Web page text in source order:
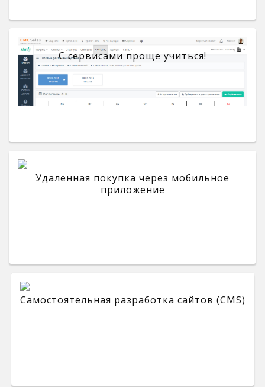
С сервисами проще учиться!
Удаленная покупка через мобильное
приложение
Самостоятельная разработка сайтов (CMS)